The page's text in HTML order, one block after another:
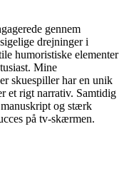
gennem
drejninger i
humoristiske elementer
Mine
skuespiller har en unik
et rigt narrativ. Samtidig
og stærk
på tv-skærmen.